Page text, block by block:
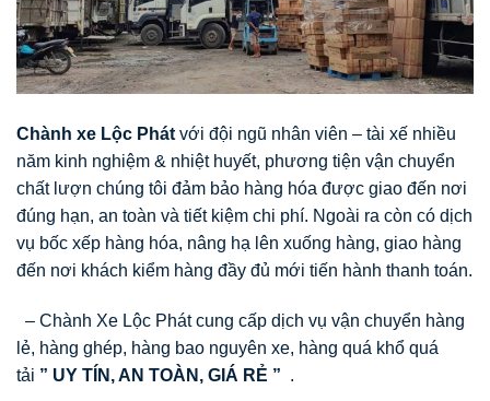
Chành xe Lộc Phát với đội ngũ nhân viên – tài xế nhiều
năm kinh nghiệm & nhiệt huyết, phương tiện vận chuyển
chất lượn chúng tôi đảm bảo hàng hóa được giao đến nơi
đúng hạn, an toàn và tiết kiệm chi phí. Ngoài ra còn có dịch
vụ bốc xếp hàng hóa, nâng hạ lên xuống hàng, giao hàng
đến nơi khách kiểm hàng đầy đủ mới tiến hành thanh toán.
– Chành Xe Lộc Phát cung cấp dịch vụ vận chuyển hàng
lẻ, hàng ghép, hàng bao nguyên xe, hàng quá khổ quá
tải ” UY TÍN, AN TOÀN, GIÁ RẺ ” .